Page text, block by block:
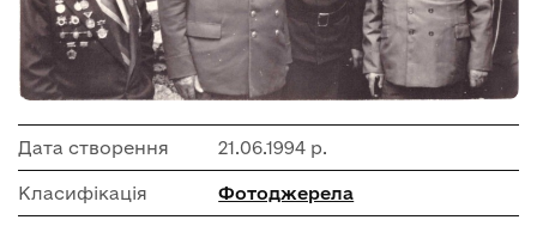
Дата створення 21.06.1994 р.
Класифікація Фотоджерела